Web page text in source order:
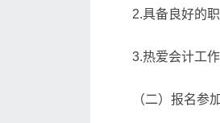
2.具备良好的
3.热爱会计工
（二）报名参